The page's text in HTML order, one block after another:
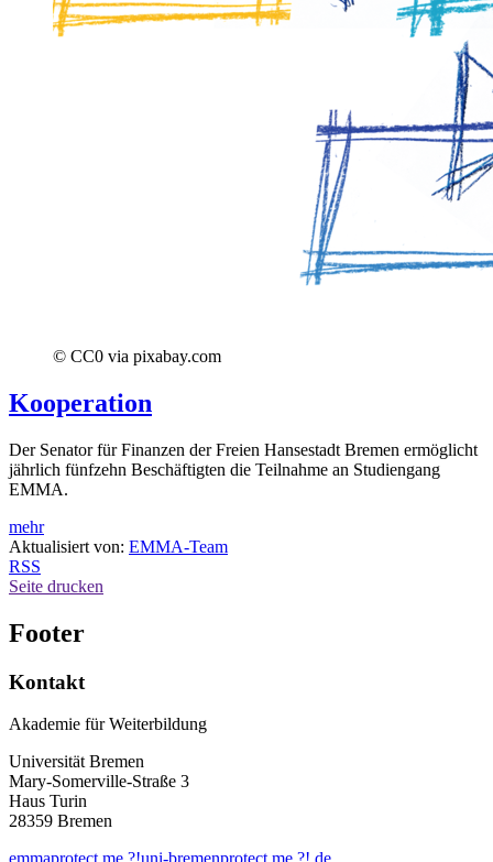
© CC0 via pixabay.com
Kooperation
Der Senator für Finanzen der Freien Hansestadt Bremen ermöglicht
jährlich fünfzehn Beschäftigten die Teilnahme an Studiengang
EMMA.
mehr
Aktualisiert von: EMMA-Team
RSS
Seite drucken
Footer
Kontakt
Akademie für Weiterbildung
Universität Bremen
Mary-Somerville-Straße 3
Haus Turin
28359 Bremen